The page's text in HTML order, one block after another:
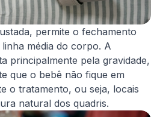
permite o fechamento
média do corpo. A
principalmente pela gravidade,
que o bebê não fique em
o tratamento, ou seja, locais
natural dos quadris.